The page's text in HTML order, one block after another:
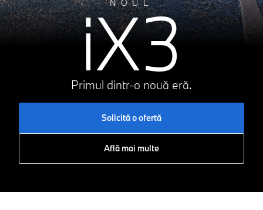
NOUL
iX3
Primul dintr-o nouă eră.
Solicită o ofertă
Află mai multe